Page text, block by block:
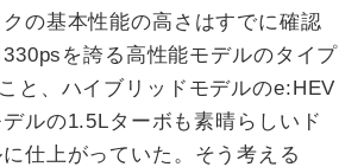
の基本性能の高さはすでに確認
を誇る高性能モデルのタイプ
と、ハイブリッドモデルのe:HEV
ルの1.5Lターボも素晴らしいド
仕上がっていた。そう考える